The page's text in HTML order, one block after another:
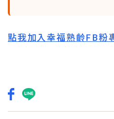
點我加入幸福熟齡FB粉